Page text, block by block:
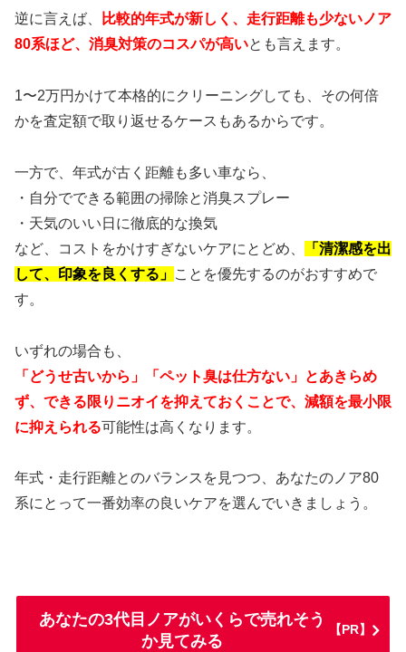
逆に言えば、
比較的年式が新しく、走行距離も少ないノア
80系ほど、消臭対策のコスパが高いとも言えます。
1〜2万円かけて本格的にクリーニングしても、その何倍
かを査定額で取り返せるケースもあるからです。
一方で、年式が古く距離も多い車なら、
・自分でできる範囲の掃除と消臭スプレー
・天気のいい日に徹底的な換気
など、コストをかけすぎないケアにとどめ、
「清潔感を出
して、印象を良くする」 ことを優先するのがおすすめで
す。
いずれの場合も、
「どうせ古いから」「ペット臭は仕方ない」とあきらめ
ず、できる限りニオイを抑えておくことで、減額を最小限
に抑えられる可能性は高くなります。
年式・走行距離とのバランスを見つつ、あなたのノア80
系にとって一番効率の良いケアを選んでいきましょう。
あなたの3代目ノアがいくらで売れそう
か見てみる
【PR】